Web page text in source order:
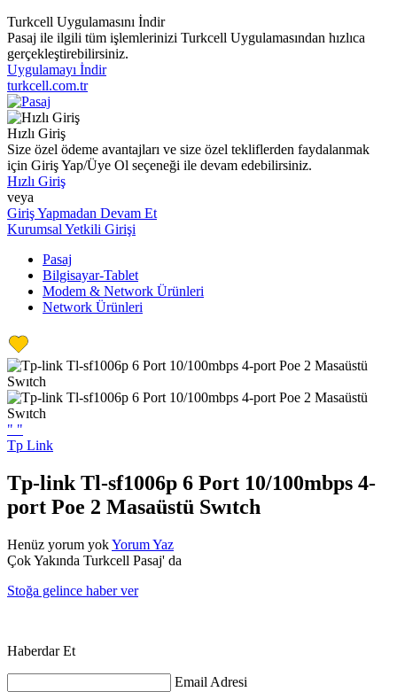
Turkcell Uygulamasını İndir
Pasaj ile ilgili tüm işlemlerinizi Turkcell Uygulamasından hızlıca
gerçekleştirebilirsiniz.
Uygulamayı İndir
turkcell.com.tr
Hızlı Giriş
Size özel ödeme avantajları ve size özel tekliflerden faydalanmak
için Giriş Yap/Üye Ol seçeneği ile devam edebilirsiniz.
Hızlı Giriş
veya
Giriş Yapmadan Devam Et
Kurumsal Yetkili Girişi
Pasaj
Bilgisayar-Tablet
Modem & Network Ürünleri
Network Ürünleri
" "
Tp Link
Tp-link Tl-sf1006p 6 Port 10/100mbps 4-
port Poe 2 Masaüstü Swıtch
Henüz yorum yokYorum Yaz
Çok Yakında Turkcell Pasaj' da
Stoğa gelince haber ver
Haberdar Et
Email Adresi